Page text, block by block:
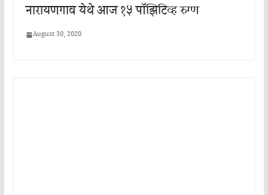
नारायणगाव येथे आज १५ पॉझिटिव्ह रुग्ण
August 30, 2020